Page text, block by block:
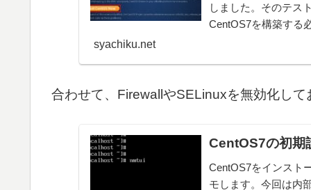
しました。そのテス
CentOS7を構築する
syachiku.net
合わせて、FirewallやSELinuxを無効化し
CentOS7の初期
CentOS7をインスト
モします。今回は内